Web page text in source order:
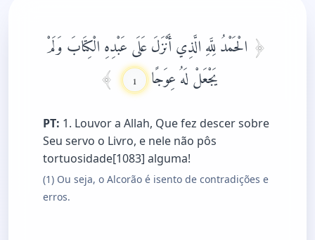
الْحَمْدُ لِلَّهِ الَّذِي أَنْزَلَ عَلَى عَبْدِهِ الْكِتَابَ وَلَمْ
يَجْعَلْ لَهُ عِوَجًا 1
PT: 1. Louvor a Allah, Que fez descer sobre
Seu servo o Livro, e nele não pôs
tortuosidade[1083] alguma!
(1) Ou seja, o Alcorão é isento de contradições e
erros.